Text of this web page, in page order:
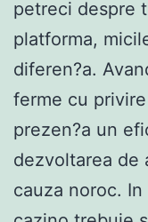
petreci despre
platforma,
diferen?a.
ferme cu
prezen?a un
dezvoltarea de
cauza noroc.